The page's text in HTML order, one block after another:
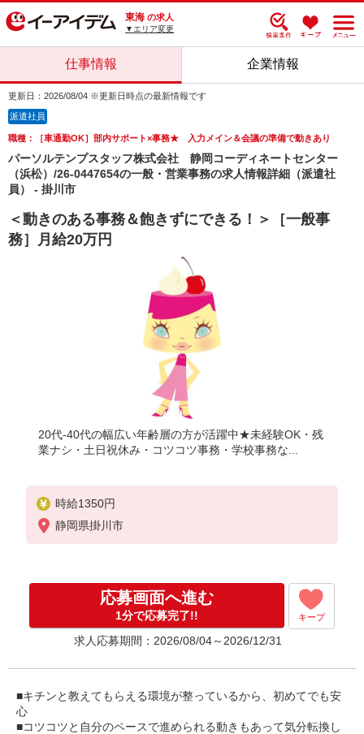
東海 の求人
▼エリア変更
仕事情報 企業情報
更新日：2026/08/04 ※更新日時点の最新情報です
派遣社員
職種：［車通勤OK］部内サポート×事務★ 入力メイン＆会議の準備で動きあり
パーソルテンプスタッフ株式会社 静岡コーディネートセンター
（浜松）/26-0447654の一般・営業事務の求人情報詳細（派遣社
員） - 掛川市
＜動きのある事務＆飽きずにできる！＞［一般事
務］月給20万円
20代-40代の幅広い年齢層の方が活躍中★未経験OK・残
業ナシ・土日祝休み・コツコツ事務・学校事務な...
時給1350円
静岡県掛川市
応募画面へ進む
1分で応募完了!! キープ
求人応募期間：2026/08/04～2026/12/31
■キチンと教えてもらえる環境が整っているから、初めてでも安
心
■コツコツと自分のペースで進められる動きもあって気分転換し